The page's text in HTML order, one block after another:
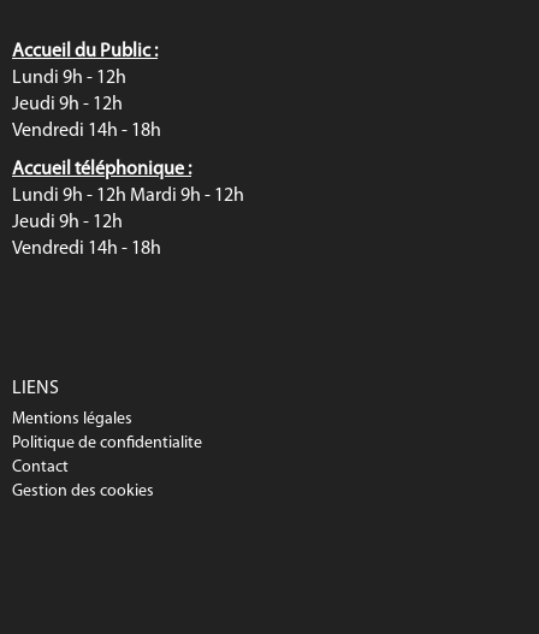
Accueil du Public :
Lundi 9h - 12h
Jeudi 9h - 12h
Vendredi 14h - 18h
Accueil téléphonique :
Lundi 9h - 12h Mardi 9h - 12h
Jeudi 9h - 12h
Vendredi 14h - 18h
LIENS
Mentions légales
Politique de confidentialite
Contact
Gestion des cookies